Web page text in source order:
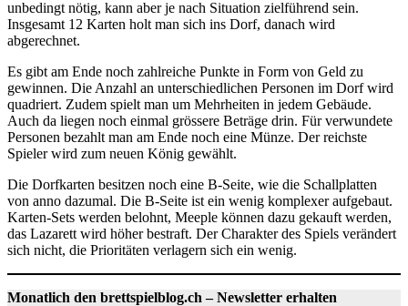
unbedingt nötig, kann aber je nach Situation zielführend sein.
Insgesamt 12 Karten holt man sich ins Dorf, danach wird
abgerechnet.
Es gibt am Ende noch zahlreiche Punkte in Form von Geld zu
gewinnen. Die Anzahl an unterschiedlichen Personen im Dorf wird
quadriert. Zudem spielt man um Mehrheiten in jedem Gebäude.
Auch da liegen noch einmal grössere Beträge drin. Für verwundete
Personen bezahlt man am Ende noch eine Münze. Der reichste
Spieler wird zum neuen König gewählt.
Die Dorfkarten besitzen noch eine B-Seite, wie die Schallplatten
von anno dazumal. Die B-Seite ist ein wenig komplexer aufgebaut.
Karten-Sets werden belohnt, Meeple können dazu gekauft werden,
das Lazarett wird höher bestraft. Der Charakter des Spiels verändert
sich nicht, die Prioritäten verlagern sich ein wenig.
Monatlich den brettspielblog.ch – Newsletter erhalten